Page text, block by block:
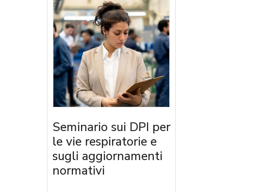
Seminario sui DPI per
le vie respiratorie e
sugli aggiornamenti
normativi